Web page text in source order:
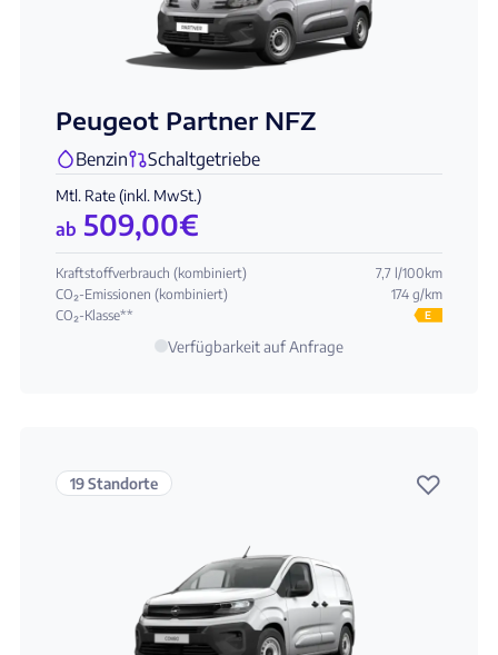
Peugeot Partner NFZ
Benzin Schaltgetriebe
Mtl. Rate (inkl. MwSt.)
ab 509,00€
Kraftstoffverbrauch (kombiniert)
7,7 l/100km
CO₂-Emissionen (kombiniert)
174 g/km
CO₂-Klasse**
E
Verfügbarkeit auf Anfrage
19 Standorte ♡